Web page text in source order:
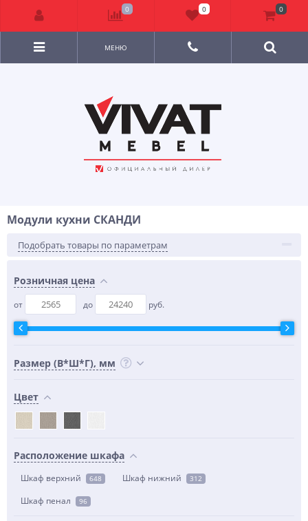
МЕНЮ
Модули кухни СКАНДИ
Подобрать товары по параметрам
Розничная цена
от до руб.
Размер (В*Ш*Г), мм
Цвет
Расположение шкафа
Шкаф верхний 648 Шкаф нижний 312
Шкаф пенал 96
0 0 0